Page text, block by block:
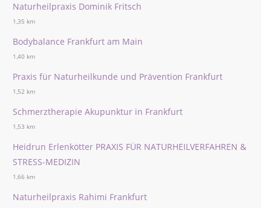
Naturheilpraxis Dominik Fritsch
1,35 km
Bodybalance Frankfurt am Main
1,40 km
Praxis für Naturheilkunde und Prävention Frankfurt
1,52 km
Schmerztherapie Akupunktur in Frankfurt
1,53 km
Heidrun Erlenkötter PRAXIS FÜR NATURHEILVERFAHREN &
STRESS-MEDIZIN
1,66 km
Naturheilpraxis Rahimi Frankfurt